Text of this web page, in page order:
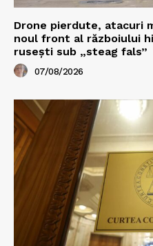
Drone pierdute, atacuri
noul front al războiului
rusești sub „steag fals”
07/08/2026